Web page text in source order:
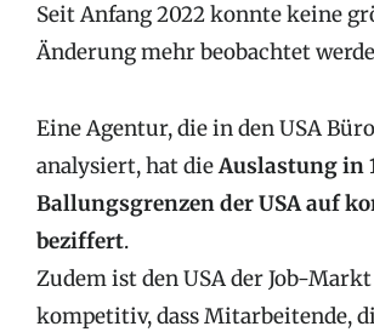
Seit Anfang 2022 konnte keine
Änderung mehr beobachtet
Eine Agentur, die in den USA
analysiert, hat dieAuslastung in
Ballungsgrenzen der USA auf
beziffert.
Zudem ist den USA der Job-Markt
kompetitiv, dass Mitarbeitende,